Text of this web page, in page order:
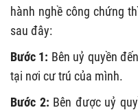
hành nghề công chứng
sau đây:
Bước 1: Bên uỷ quyền
tại nơi cư trú của mình.
Bước 2: Bên được uỷ